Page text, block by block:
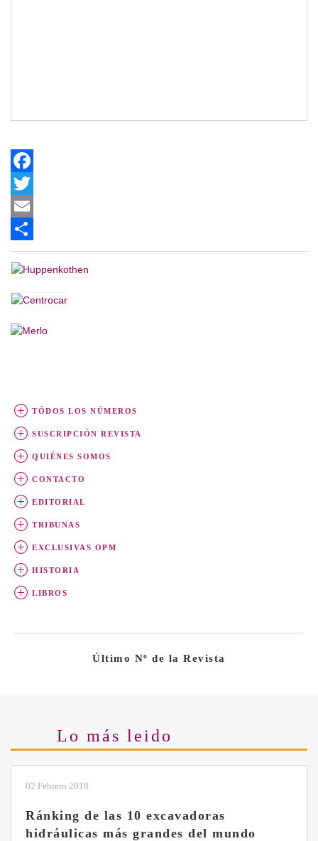
Facebook
Twitter
Email
Share
TÓDOS LOS NÚMEROS
SUSCRIPCIÓN REVISTA
QUIÉNES SOMOS
CONTACTO
EDITORIAL
TRIBUNAS
EXCLUSIVAS OPM
HISTORIA
LIBROS
Último Nº de la Revista
Lo más leido
28 Enero 2019
Las ventajas de la excavadora Yanmar
B7 Sigma-6